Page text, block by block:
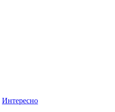
Интересно